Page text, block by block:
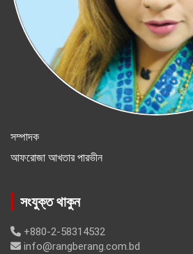
সম্পাদক
আফরোজা আখতার পারভীন
সংযুক্ত থাকুন
+880-2-58314532
info@rangberang.com.bd